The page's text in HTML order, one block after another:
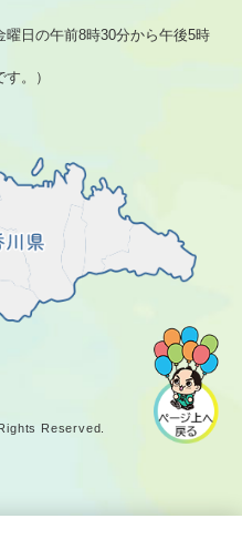
日の午前8時30分から午後5時
。）
Reserved.